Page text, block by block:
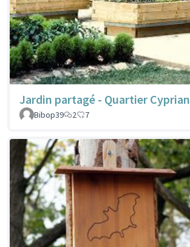
Jardin partagé - Quartier Cyprian
Bibop39
2 7